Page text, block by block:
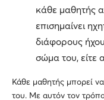
κάθε μαθητής
επισημαίνει
διάφορους
σώμα του, είτε
Κάθε μαθητής μπορεί
του. Με αυτόν τον